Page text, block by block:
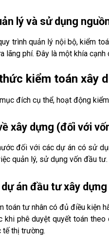
lý và sử dụng
trình quản lý nội bộ, kiểm
lãng phí. Đây là một khía
kiểm toán xây
đích cụ thể, hoạt động
xây dựng (đối với
đối với các dự án có sử
quản lý, sử dụng vốn đầu
án đầu tư xây dựng
toán tư nhân có đủ điều kiện
phê duyệt quyết toán
tế thị trường.